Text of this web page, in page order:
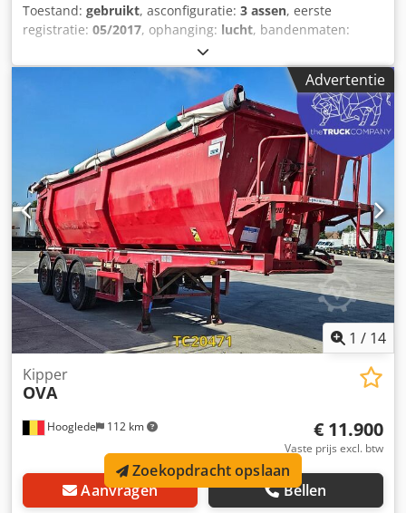
Toestand: gebruikt, asconfiguratie: 3 assen, eerste
registratie: 05/2017, ophanging: lucht, bandenmaten:
, Bouwjaar:
Bandenmaat: 385/65 R22.5 Merk assen: SAF Remmen:
schijfremmen Vering: luchtvering Achteras 1: LM velgen;
hefas; bandprofiel links: 12 mm; bandprofiel rechts: 10 mm
Achteras 2: LM velgen; bandprofiel links: 8 mm;
bandprofiel rechts: 8 mm Achteras 3: LM velgen;
bandprofiel links: 11 mm; bandprofiel rechts: 11 mm
Credpfezra D Dex Af Rof Gewichten Ledig gewicht: 6.800 kg
Toelaatbaar laadvermogen: 31.200 kg Maximaal toegestaan
gewicht: 38.000 kg Staat Schade: geen
Advertentie
1 / 14
Hooglede 112 km
Kipper
OVA
€ 11.900
Vaste prijs excl. btw
Aanvragen Bellen
Zoekopdracht opslaan